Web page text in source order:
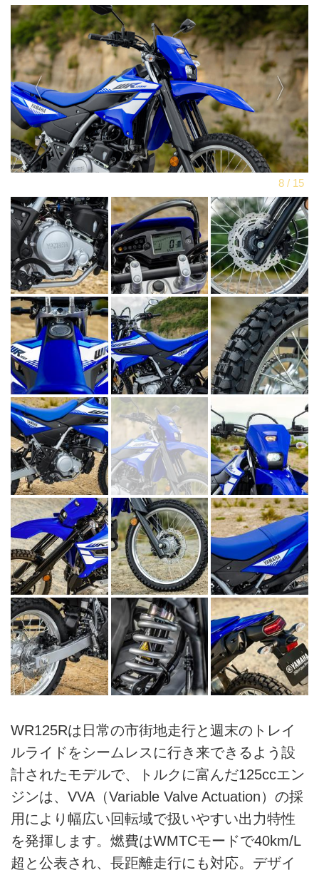
WR125Rは日常の市街地走行と週末のトレイ
ルライドをシームレスに行き来できるよう設
計されたモデルで、トルクに富んだ125ccエン
ジンは、VVA（Variable Valve Actuation）の採
用により幅広い回転域で扱いやすい出力特性
を発揮します。燃費はWMTCモードで40km/L
超と公表され、長距離走行にも対応。デザイ